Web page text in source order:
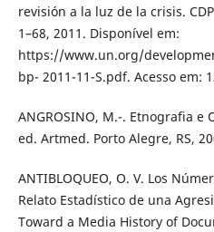
revisión a la luz de la crisis.
1–68, 2011. Disponível em:
https://www.un.org/
bp- 2011-11-S.pdf. Acesso em:
ANGROSINO, M.-. Etnografia e
ed. Artmed. Porto Alegre, RS,
ANTIBLOQUEO, O. V. Los
Relato Estadístico de una
Toward a Media History of